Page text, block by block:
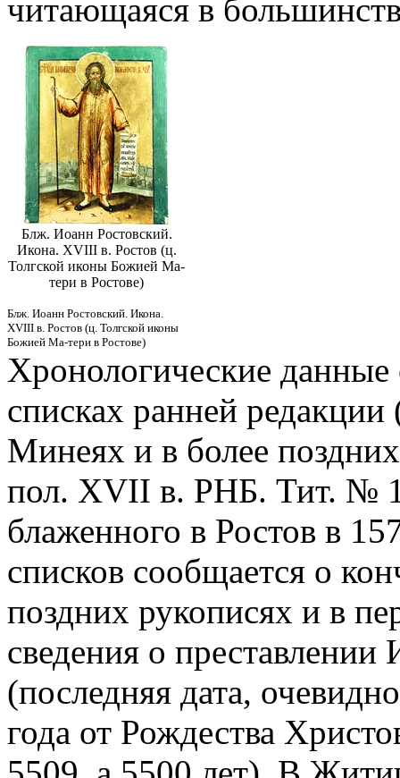
читающаяся в
Блж. Иоанн Ростовский.
Икона. XVIII в. Ростов (ц.
Толгской иконы Божией Ма-
тери в Ростове)
Блж. Иоанн Ростовский. Икона.
XVIII в. Ростов (ц. Толгской иконы
Божией Ма-тери в Ростове)
Хронологические
списках ранней
Минеях и в более
пол. XVII в. РНБ. Тит. №
блаженного в Ростов в
списков сообщается о
поздних рукописях и в
сведения о
(последняя дата,
года от Рождества